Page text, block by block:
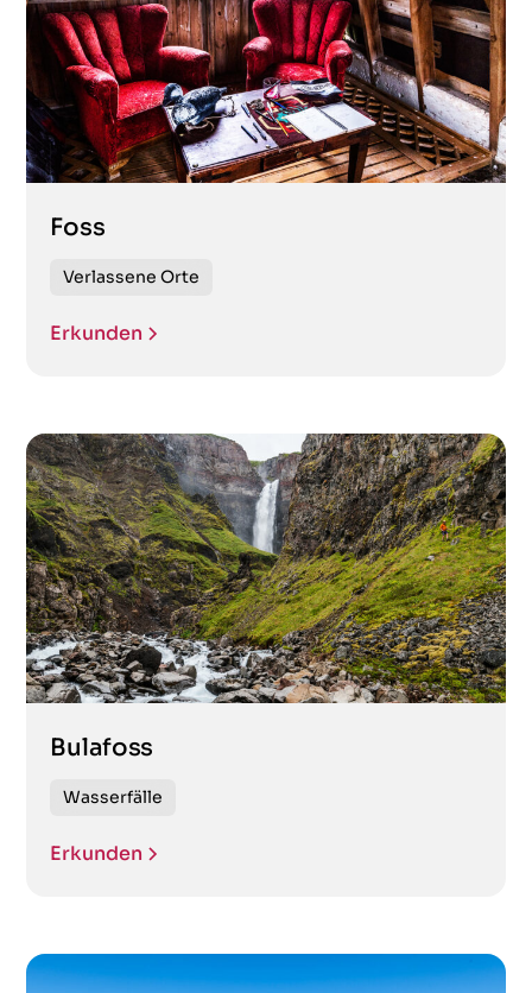
Foss
Verlassene Orte
Erkunden
Bulafoss
Wasserfälle
Erkunden